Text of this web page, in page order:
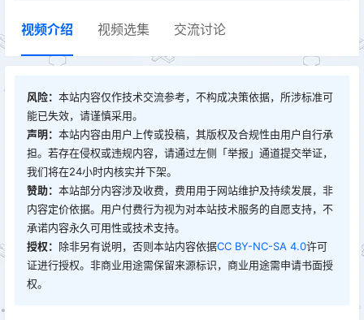
视频介绍 视频选集 交流讨论
风险： 本站内容仅作技术交流参考，不构成决策依据，所涉标准可
能已失效，请谨慎采用。
声明： 本站内容由用户上传或投稿，其版权及合规性由用户自行承
担。若存在侵权或违规内容，请通过左侧「举报」通道提交举证，
我们将在24小时内核实并下架。
赞助： 本站部分内容涉及收费，费用用于网站维护及持续发展，非
内容定价依据。用户付费行为视为对本站技术服务的自愿支持，不
承诺内容永久可用性或技术支持。
授权： 除非另有说明，否则本站内容依据CC BY-NC-SA 4.0许可
证进行授权。非商业用途需保留来源标识，商业用途需申请书面授
权。